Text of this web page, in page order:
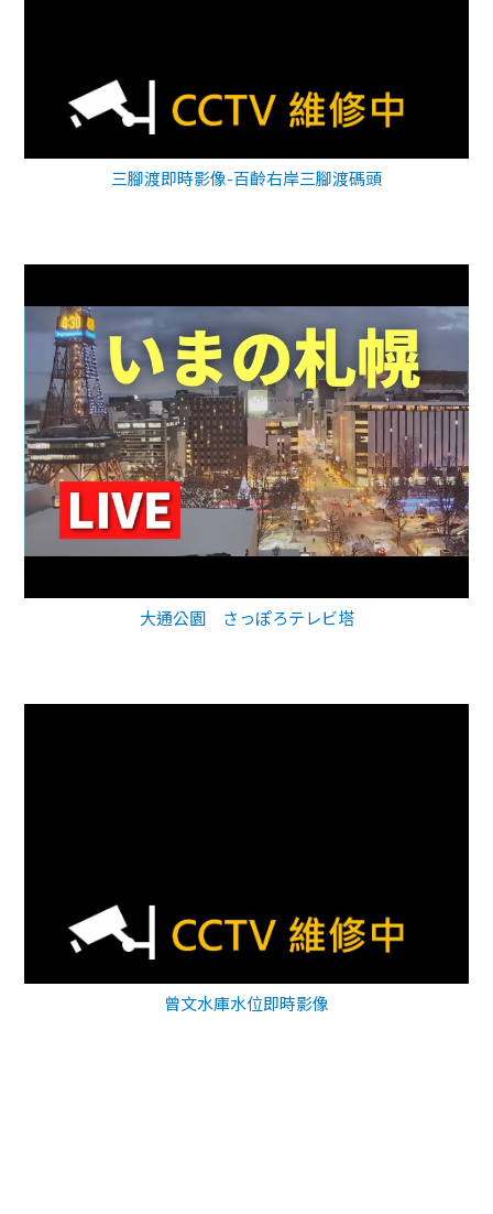
三腳渡即時影像-百齡右岸三腳渡碼頭
大通公園 さっぽろテレビ塔
曾文水庫水位即時影像